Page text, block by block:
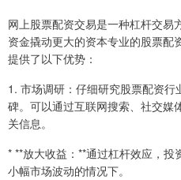
网上股票配资交易是一种杠杆交易
资金撬动更大的资本专业的股票配
提供了以下优势：
1. 市场调研：仔细研究股票配资
碑。可以通过互联网搜索、社交媒
关信息。
* **放大收益：**通过杠杆效应，
小幅市场波动的情况下。